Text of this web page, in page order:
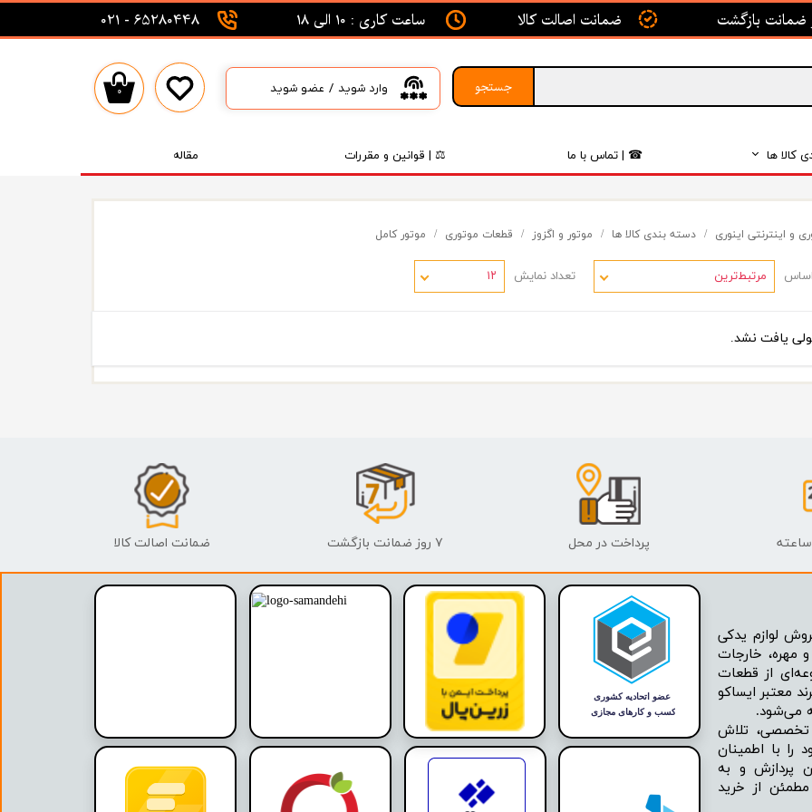
جستجو
کالا ها
و ترمز
و اسپرت
ماشین
ماشین
☎ | تماس با ما ⚖ | قوانین و مقررات مقاله
ضمانت اصالت کالا ساعت کاری : 10 الی 18 65280448 - 021
۰ وارد شوید / عضو شوید
حساب کاربری من
تغییر گذر واژه
و اینترنتی اینوری دسته بندی کالا ها موتور و اگزوز قطعات موتوری موتور کامل
مرتبط‌ترین تعداد نمایش ۱۲
یافت نشد.
لوازم یدکی
مهره، خارجات
از قطعات
معتبر ایساکو
تخصصی، تلاش
را با اطمینان
پردازش و به
از خرید
پرداخت در محل ۷ روز ضمانت بازگشت ضمانت اصالت کالا